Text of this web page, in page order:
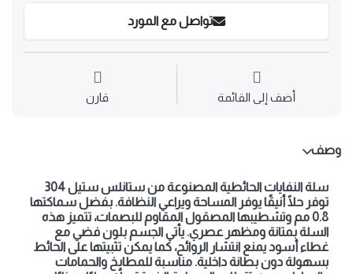
تواصل مع المورد
أضف إلى القائمة قارن
وصف
سلة النفايات الحائطية المصنوعة من ستانلس ستيل 304
توفر حلًا أنيقًا يوفر المساحة ويراعي النظافة. بفضل سماكتها
0.8 مم وتشطيبها المصقول المقاوم للبصمات، تتميز هذه
السلة بمتانة ومظهر عصري. يأتي الجسم بلون فضي مع
غطاء أسود يمنع انتشار الروائح، كما يمكن تثبيتها على الحائط
بسهولة دون بطانة داخلية. مناسبة للمطابخ والحمامات